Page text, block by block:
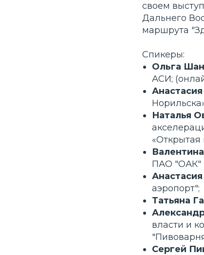
своем
Дальнего
маршрута
Спикеры:
Ольга
АСИ;
Наталья
ПАО "ОАК"
аэропорт";
Татьяна
власти и
Сергей